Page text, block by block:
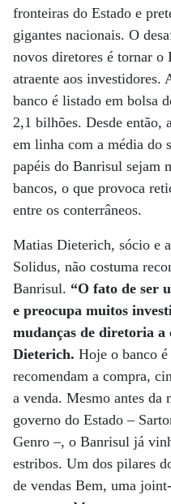
fronteiras do Estado e
gigantes nacionais. O
novos diretores é tornar
atraente aos investidores.
banco é listado em bolsa
2,1 bilhões. Desde então,
em linha com a média do
papéis do Banrisul sejam
bancos, o que provoca
entre os conterrâneos.
Matias Dieterich, sócio e
Solidus, não costuma
Banrisul. “O fato de ser
e preocupa muitos
mudanças de diretoria a
Dieterich. Hoje o banco
recomendam a compra,
a venda. Mesmo antes da
governo do Estado –
Genro –, o Banrisul já
estribos. Um dos pilares
de vendas Bem, uma